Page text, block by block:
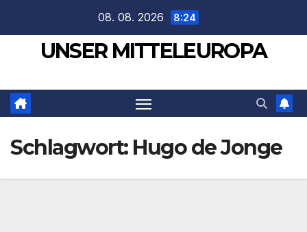
springen
08. 08. 2026 8:24
UNSER MITTELEUROPA
Schlagwort: Hugo de Jonge